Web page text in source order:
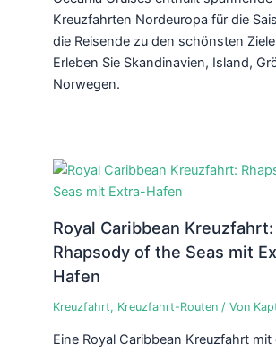
Kreuzfahrten Nordeuropa für die
die Reisende zu den schönsten
Erleben Sie Skandinavien, Island,
Norwegen.
Royal Caribbean Kreuzfahrt:
Rhapsody of the Seas mit
Hafen
Kreuzfahrt, Kreuzfahrt-Routen/ Von
Eine Royal Caribbean Kreuzfahrt mit